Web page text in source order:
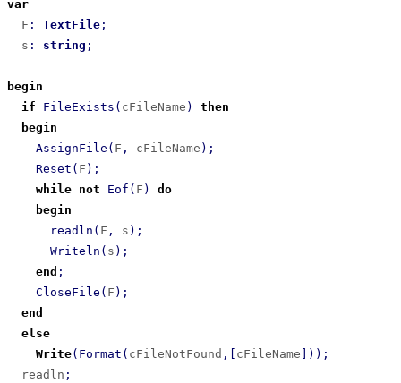
var
  F
: TextFile ;
  s
: string ;
begin
if
FileExists ( cFileName )
then
begin
AssignFile ( F , cFileName ) ;
Reset ( F ) ;
while not Eof ( F )
do
begin
readln ( F , s ) ;
Writeln ( s ) ;
end ;
CloseFile ( F ) ;
end
else
Write( Format ( сFileNotFound , cFileName ) ) ;
  readln
;